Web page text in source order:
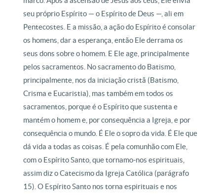
seu próprio Espírito — o Espírito de Deus —, ali em
Pentecostes. E a missão, a ação do Espírito é consolar
os homens, dar a esperança, então Ele derrama os
seus dons sobre o homem. E Ele age, principalmente
pelos sacramentos. No sacramento do Batismo,
principalmente, nos da iniciação cristã (Batismo,
Crisma e Eucaristia), mas também em todos os
sacramentos, porque é o Espírito que sustenta e
mantém o homem e, por consequência a Igreja, e por
consequência o mundo. É Ele o sopro da vida. É Ele que
dá vida a todas as coisas. É pela comunhão com Ele,
com o Espírito Santo, que tornamo-nos espirituais,
assim diz o Catecismo da Igreja Católica (parágrafo
15). O Espírito Santo nos torna espirituais e nos